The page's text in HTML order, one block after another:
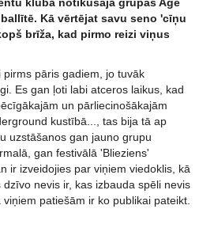
Kā vērtējat savu seno 'cīņu
brīža, kad pirmo reizi viņus
pāris gadiem, jo tuvāk
Es gan ļoti labi atceros laikus, kad
un pārliecinošākajām
kustībā..., tas bija tā ap
uzstāšanos gan jauno grupu
gan festivālā 'Blieziens'
ir izveidojies par viņiem viedoklis, kā
nevis ir, kas izbauda spēli nevis
patiešām ir ko publikai pateikt.